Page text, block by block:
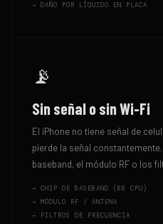
→ DAÑO POR LÍQUIDO EN PLACA
📡
Sin señal o sin Wi-Fi
El iPhone no tiene señal de
pierde la señal
baseband, el módulo RF o los
→ CHIP DE BASEBAND (BB CPU)
→ MÓDULO RF / ANTENA
→ FILTROS DE FRECUENCIA